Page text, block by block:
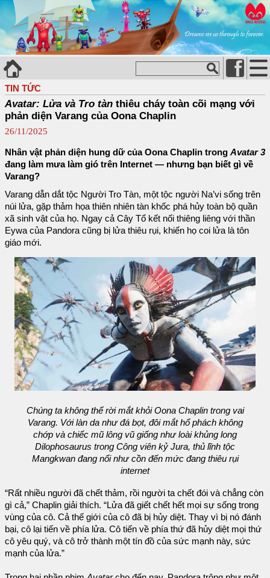
TIN TỨC
Avatar: Lửa và Tro tàn thiêu cháy toàn cõi mạng với
phản diện Varang của Oona Chaplin
26/11/2025
Nhân vật phản diện hung dữ của Oona Chaplin trong Avatar 3
đang làm mưa làm gió trên Internet — nhưng bạn biết gì về
Varang?
Varang dẫn dắt tộc Người Tro Tàn, một tộc người Na’vi sống trên
núi lửa, gặp thảm họa thiên nhiên tàn khốc phá hủy toàn bộ quần
xã sinh vật của họ. Ngay cả Cây Tổ kết nối thiêng liêng với thần
Eywa của Pandora cũng bị lửa thiêu rụi, khiến họ coi lửa là tôn
giáo mới.
Chúng ta không thể rời mắt khỏi Oona Chaplin trong vai
Varang. Với làn da như đá bọt, đôi mắt hổ phách không
chớp và chiếc mũ lông vũ giống như loài khủng long
Dilophosaurus trong Công viên kỷ Jura, thủ lĩnh tộc
Mangkwan đang nổi như cồn đến mức đang thiêu rụi
internet
“Rất nhiều người đã chết thảm, rồi người ta chết đói và chẳng còn
gì cả,” Chaplin giải thích. “Lửa đã giết chết hết mọi sự sống trong
vùng của cô. Cả thế giới của cô đã bị hủy diệt. Thay vì bị nó đánh
bại, cô lại tiến về phía lửa. Cô tiến về phía thứ đã hủy diệt mọi thứ
cô yêu quý, và cô trở thành một tín đồ của sức mạnh này, sức
mạnh của lửa.”